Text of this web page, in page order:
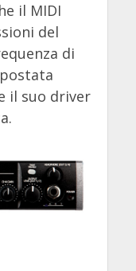
il MIDI
del
di
il suo driver